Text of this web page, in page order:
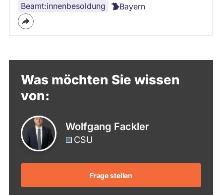
Beamt:innenbesoldung Bayern
Was möchten Sie wissen
von:
Wolfgang Fackler
CSU
Frage stellen